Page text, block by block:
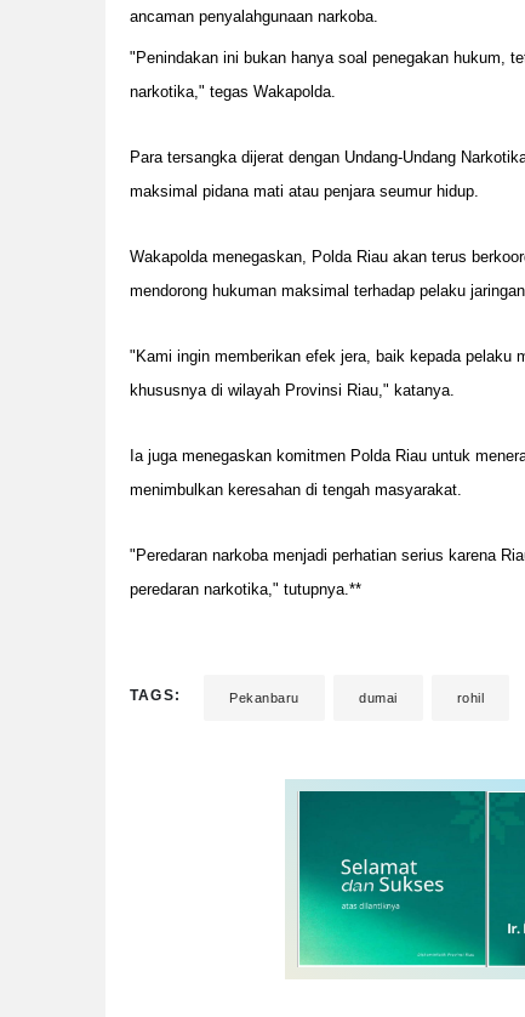
ancaman penyalahgunaan narkoba.
"Penindakan ini bukan hanya soal penegakan hukum,
narkotika," tegas Wakapolda.
Para tersangka dijerat dengan Undang-Undang
maksimal pidana mati atau penjara seumur hidup.
Wakapolda menegaskan, Polda Riau akan terus
mendorong hukuman maksimal terhadap pelaku
"Kami ingin memberikan efek jera, baik kepada pelaku
khususnya di wilayah Provinsi Riau," katanya.
Ia juga menegaskan komitmen Polda Riau untuk
menimbulkan keresahan di tengah masyarakat.
"Peredaran narkoba menjadi perhatian serius karena
peredaran narkotika," tutupnya.**
TAGS: Pekanbaru dumai rohil